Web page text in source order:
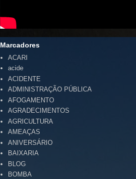
Marcadores
ACARI
acide
ACIDENTE
ADMINISTRAÇÃO PÚBLICA
AFOGAMENTO
AGRADECIMENTOS
AGRICULTURA
AMEAÇAS
ANIVERSÁRIO
BAIXARIA
BLOG
BOMBA